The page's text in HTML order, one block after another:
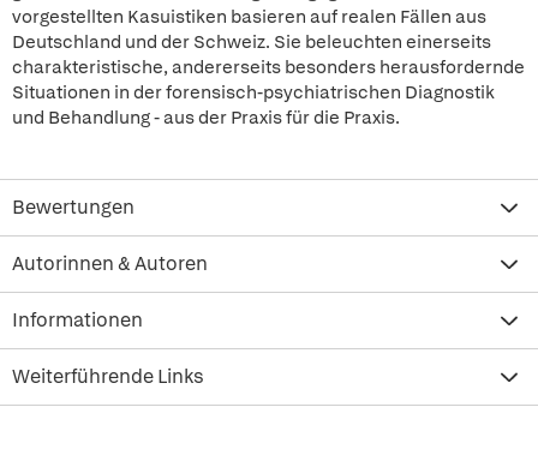
vorgestellten Kasuistiken basieren auf realen Fällen aus
Deutschland und der Schweiz. Sie beleuchten einerseits
charakteristische, andererseits besonders herausfordernde
Situationen in der forensisch-psychiatrischen Diagnostik
und Behandlung - aus der Praxis für die Praxis.
Bewertungen
Autorinnen & Autoren
Informationen
Weiterführende Links